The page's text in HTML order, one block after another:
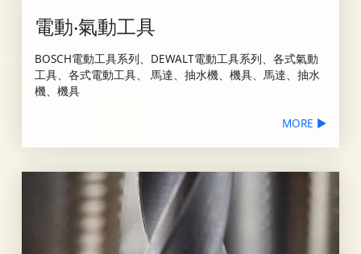
電動‧氣動工具
BOSCH電動工具系列、DEWALT電動工具系列、各式氣動
工具、各式電動工具、 馬達、抽水機、機具、馬達、抽水
機、機具
MORE ▶